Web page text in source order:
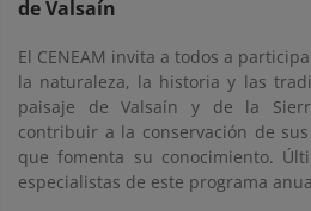
de Valsaín
El CENEAM invita a todos a
la naturaleza, la historia y las
paisaje de Valsaín y de la
contribuir a la conservación de
que fomenta su conocimiento.
especialistas de este programa